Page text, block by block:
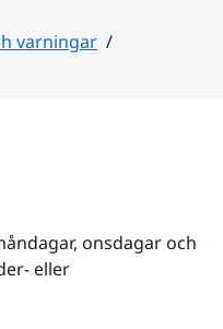
varningar
onsdagar och
eller